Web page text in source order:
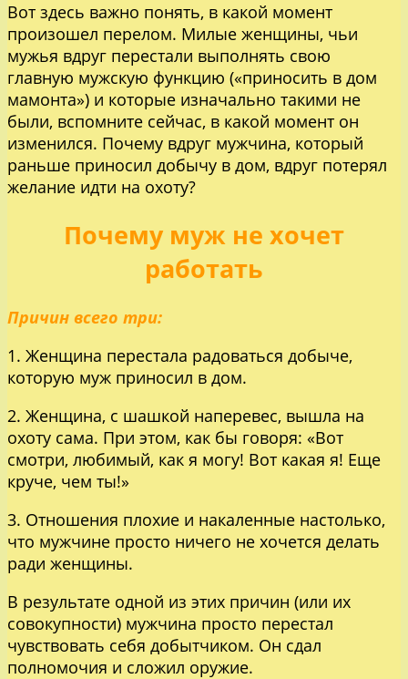
Вот здесь важно понять, в какой момент
произошел перелом. Милые женщины, чьи
мужья вдруг перестали выполнять свою
главную мужскую функцию («приносить в дом
мамонта») и которые изначально такими не
были, вспомните сейчас, в какой момент он
изменился. Почему вдруг мужчина, который
раньше приносил добычу в дом, вдруг потерял
желание идти на охоту?
Почему муж не хочет
работать
Причин всего три:
1. Женщина перестала радоваться добыче,
которую муж приносил в дом.
2. Женщина, с шашкой наперевес, вышла на
охоту сама. При этом, как бы говоря: «Вот
смотри, любимый, как я могу! Вот какая я! Еще
круче, чем ты!»
3. Отношения плохие и накаленные настолько,
что мужчине просто ничего не хочется делать
ради женщины.
В результате одной из этих причин (или их
совокупности) мужчина просто перестал
чувствовать себя добытчиком. Он сдал
полномочия и сложил оружие.